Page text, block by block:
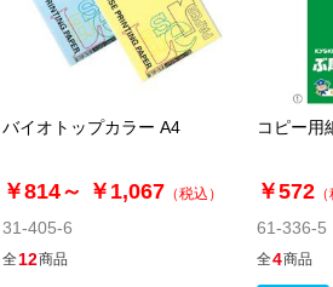
バイオトップカラー A4
￥814～ ￥1,067 （税込）
31-405-6
全12商品
コピー用
￥572
61-336-5
全4商品